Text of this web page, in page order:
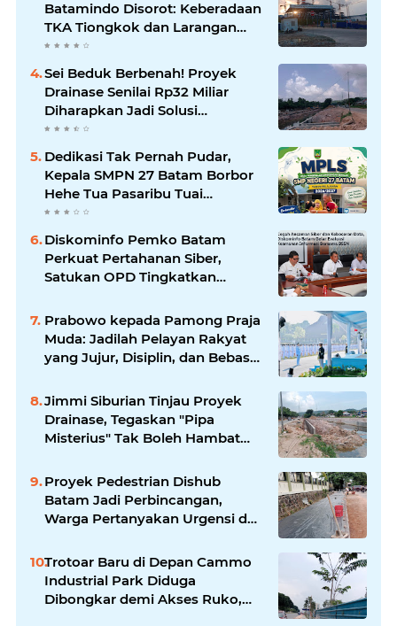
Batamindo Disorot: Keberadaan
TKA Tiongkok dan Larangan
Liputan Wartawan Jadi
Perhatian
Sei Beduk Berbenah! Proyek
Drainase Senilai Rp32 Miliar
Diharapkan Jadi Solusi
Permanen Atasi Banjir
Dedikasi Tak Pernah Pudar,
Kepala SMPN 27 Batam Borbor
Hehe Tua Pasaribu Tuai
Apresiasi Orang Tua Murid
Diskominfo Pemko Batam
Perkuat Pertahanan Siber,
Satukan OPD Tingkatkan
Pemerintah
Prabowo kepada Pamong Praja
Muda: Jadilah Pelayan Rakyat
yang Jujur, Disiplin, dan Bebas
Jimmi Siburian Tinjau Proyek
Drainase, Tegaskan "Pipa
Misterius" Tak Boleh Hambat
Proyek Pedestrian Dishub
Batam Jadi Perbincangan,
Warga Pertanyakan Urgensi dan
Trotoar Baru di Depan Cammo
Industrial Park Diduga
Dibongkar demi Akses Ruko,